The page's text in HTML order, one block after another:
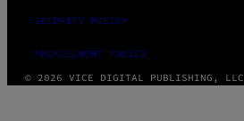
SECURITY POLICY
FULFILLMENT POLICY
© 2026 VICE DIGITAL PUBLISHING, LLC